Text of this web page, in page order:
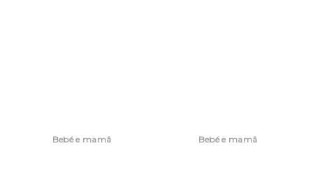
Bebé e mamã Bebé e mamã